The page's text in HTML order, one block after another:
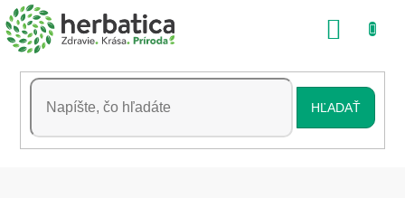
Prejsť
na
obsah
HĽADAŤ